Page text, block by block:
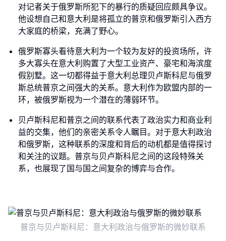
对记者关于俄罗斯所犯下的暴行的质疑回应颇具争议。
他设想自己和意大利是将孤立的普京和俄罗斯引入西方
大家庭的桥梁，充满了野心。
俄罗斯寡头看待意大利为一个较为友好的投资场所，许
多大寡头在意大利购置了大型工业资产、豪宅和海滨度
假别墅。这一切都得益于意大利总理贝卢斯科尼与俄罗
斯总统普京之间强大的关系。意大利作为欧盟内部的一
环，被俄罗斯视为一个潜在的薄弱环节。
贝卢斯科尼和普京之间的联系代表了政治实力和商业利
益的交集，他们的亲密关系令人瞩目。对于意大利政治
和俄罗斯，这种联系的深度和背后的动机都是值得探讨
和关注的议题。普京与贝卢斯科尼之间的这段特殊关
系，也展现了国与国之间复杂的博弈与合作。
普京与贝卢斯科尼：意大利政治与俄罗斯的微妙联系